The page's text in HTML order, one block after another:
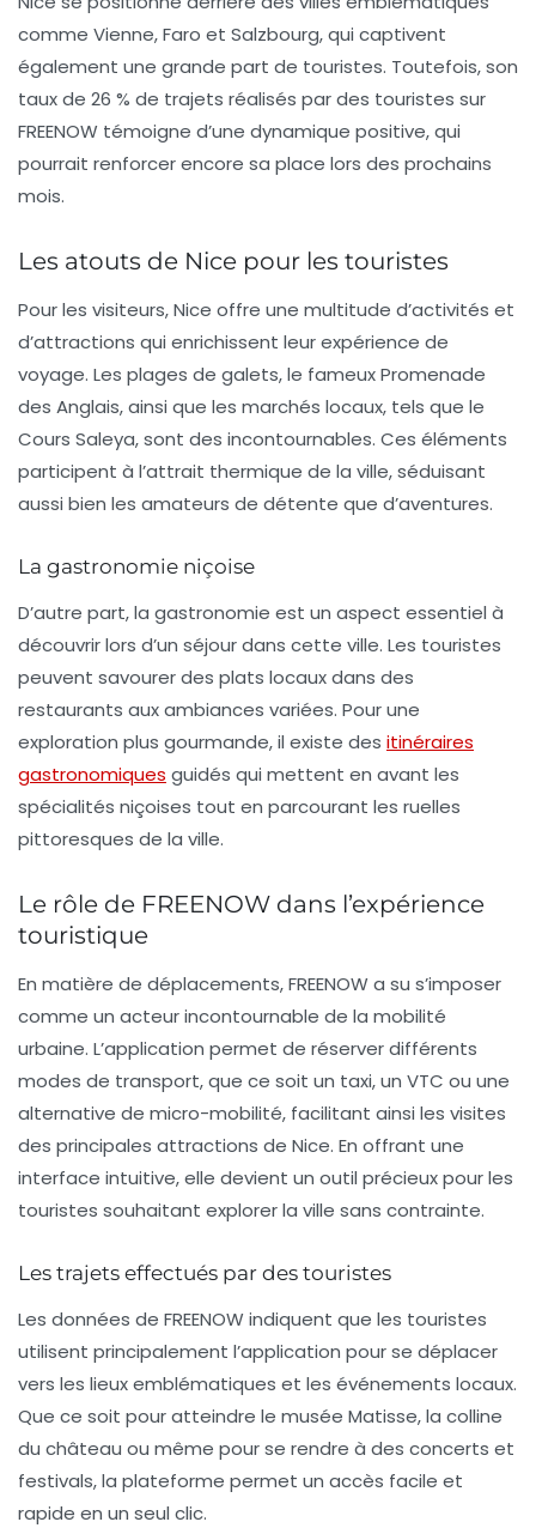
comme Vienne, Faro et Salzbourg, qui captivent
également une grande part de touristes. Toutefois, son
taux de 26 % de trajets réalisés par des touristes sur
FREENOW témoigne d’une dynamique positive, qui
pourrait renforcer encore sa place lors des prochains
mois.
Les atouts de Nice pour les touristes
Pour les visiteurs, Nice offre une multitude d’activités et
d’attractions qui enrichissent leur expérience de
voyage. Les plages de galets, le fameux Promenade
des Anglais, ainsi que les marchés locaux, tels que le
Cours Saleya, sont des incontournables. Ces éléments
participent à l’attrait thermique de la ville, séduisant
aussi bien les amateurs de détente que d’aventures.
La gastronomie niçoise
D’autre part, la gastronomie est un aspect essentiel à
découvrir lors d’un séjour dans cette ville. Les touristes
peuvent savourer des plats locaux dans des
restaurants aux ambiances variées. Pour une
exploration plus gourmande, il existe des itinéraires
gastronomiques guidés qui mettent en avant les
spécialités niçoises tout en parcourant les ruelles
pittoresques de la ville.
Le rôle de FREENOW dans l’expérience
touristique
En matière de déplacements, FREENOW a su s’imposer
comme un acteur incontournable de la mobilité
urbaine. L’application permet de réserver différents
modes de transport, que ce soit un taxi, un VTC ou une
alternative de micro-mobilité, facilitant ainsi les visites
des principales attractions de Nice. En offrant une
interface intuitive, elle devient un outil précieux pour les
touristes souhaitant explorer la ville sans contrainte.
Les trajets effectués par des touristes
Les données de FREENOW indiquent que les touristes
utilisent principalement l’application pour se déplacer
vers les lieux emblématiques et les événements locaux.
Que ce soit pour atteindre le musée Matisse, la colline
du château ou même pour se rendre à des concerts et
festivals, la plateforme permet un accès facile et
rapide en un seul clic.